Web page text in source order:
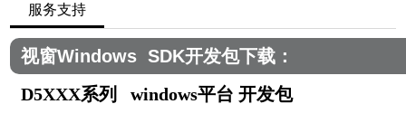
服务支持
视窗Windows SDK开发包下载：
D5XXX系列 windows平台 开发包